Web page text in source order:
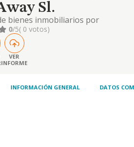
Sl.
bienes inmobiliarios por
y, además, la prestación de
mantenimiento de todo tipo de
y sus instalaciones, y
de uso privado; la
servicios de intermediación del
0/5( 0 votos)
VER
INFORME
INFORMACIÓN GENERAL DATOS